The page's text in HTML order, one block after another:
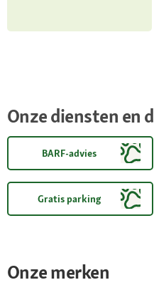
Onze diensten en
BARF-advies
Gratis parking
Onze merken